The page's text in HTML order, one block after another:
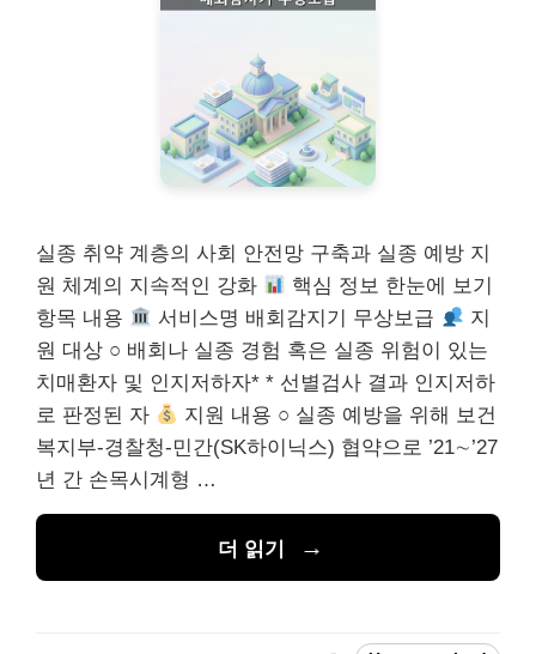
실종 취약 계층의 사회 안전망 구축과 실종 예방 지
원 체계의 지속적인 강화
핵심 정보 한눈에 보기
항목 내용
서비스명 배회감지기 무상보급
지
원 대상 ○ 배회나 실종 경험 혹은 실종 위험이 있는
치매환자 및 인지저하자* * 선별검사 결과 인지저하
로 판정된 자
지원 내용 ○ 실종 예방을 위해 보건
복지부-경찰청-민간(SK하이닉스) 협약으로 ’21∼’27
년 간 손목시계형 …
더 읽기